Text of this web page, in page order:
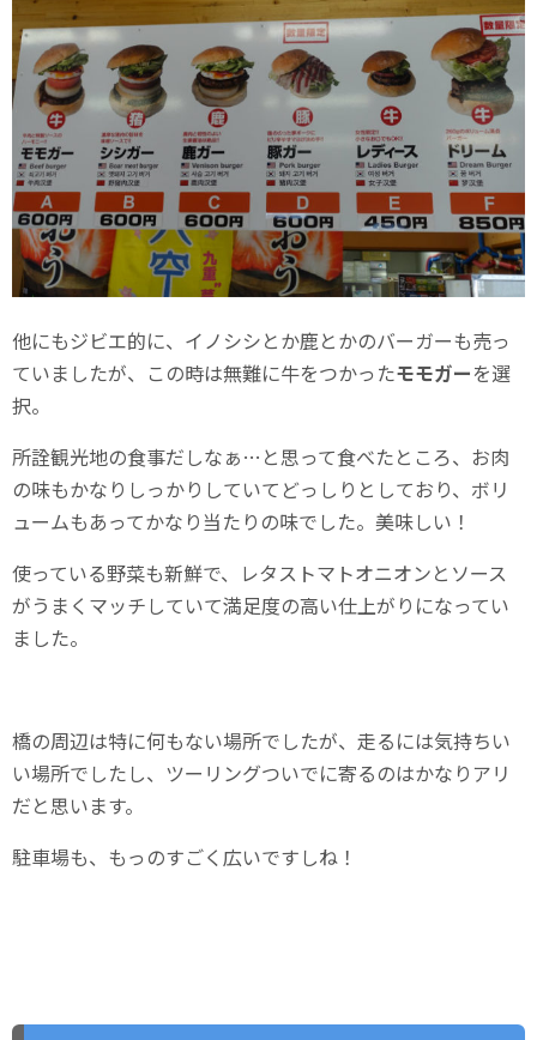
他にもジビエ的に、イノシシとか鹿とかのバーガーも売っ
ていましたが、この時は無難に牛をつかったモモガーを選
択。
所詮観光地の食事だしなぁ…と思って食べたところ、お肉
の味もかなりしっかりしていてどっしりとしており、ボリ
ュームもあってかなり当たりの味でした。美味しい！
使っている野菜も新鮮で、レタストマトオニオンとソース
がうまくマッチしていて満足度の高い仕上がりになってい
ました。
橋の周辺は特に何もない場所でしたが、走るには気持ちい
い場所でしたし、ツーリングついでに寄るのはかなりアリ
だと思います。
駐車場も、もっのすごく広いですしね！